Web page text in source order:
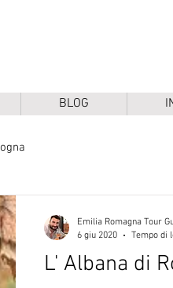
BLOG
L' Albana di
Emilia Romagna Tour
6 giu 2020
Tempo di